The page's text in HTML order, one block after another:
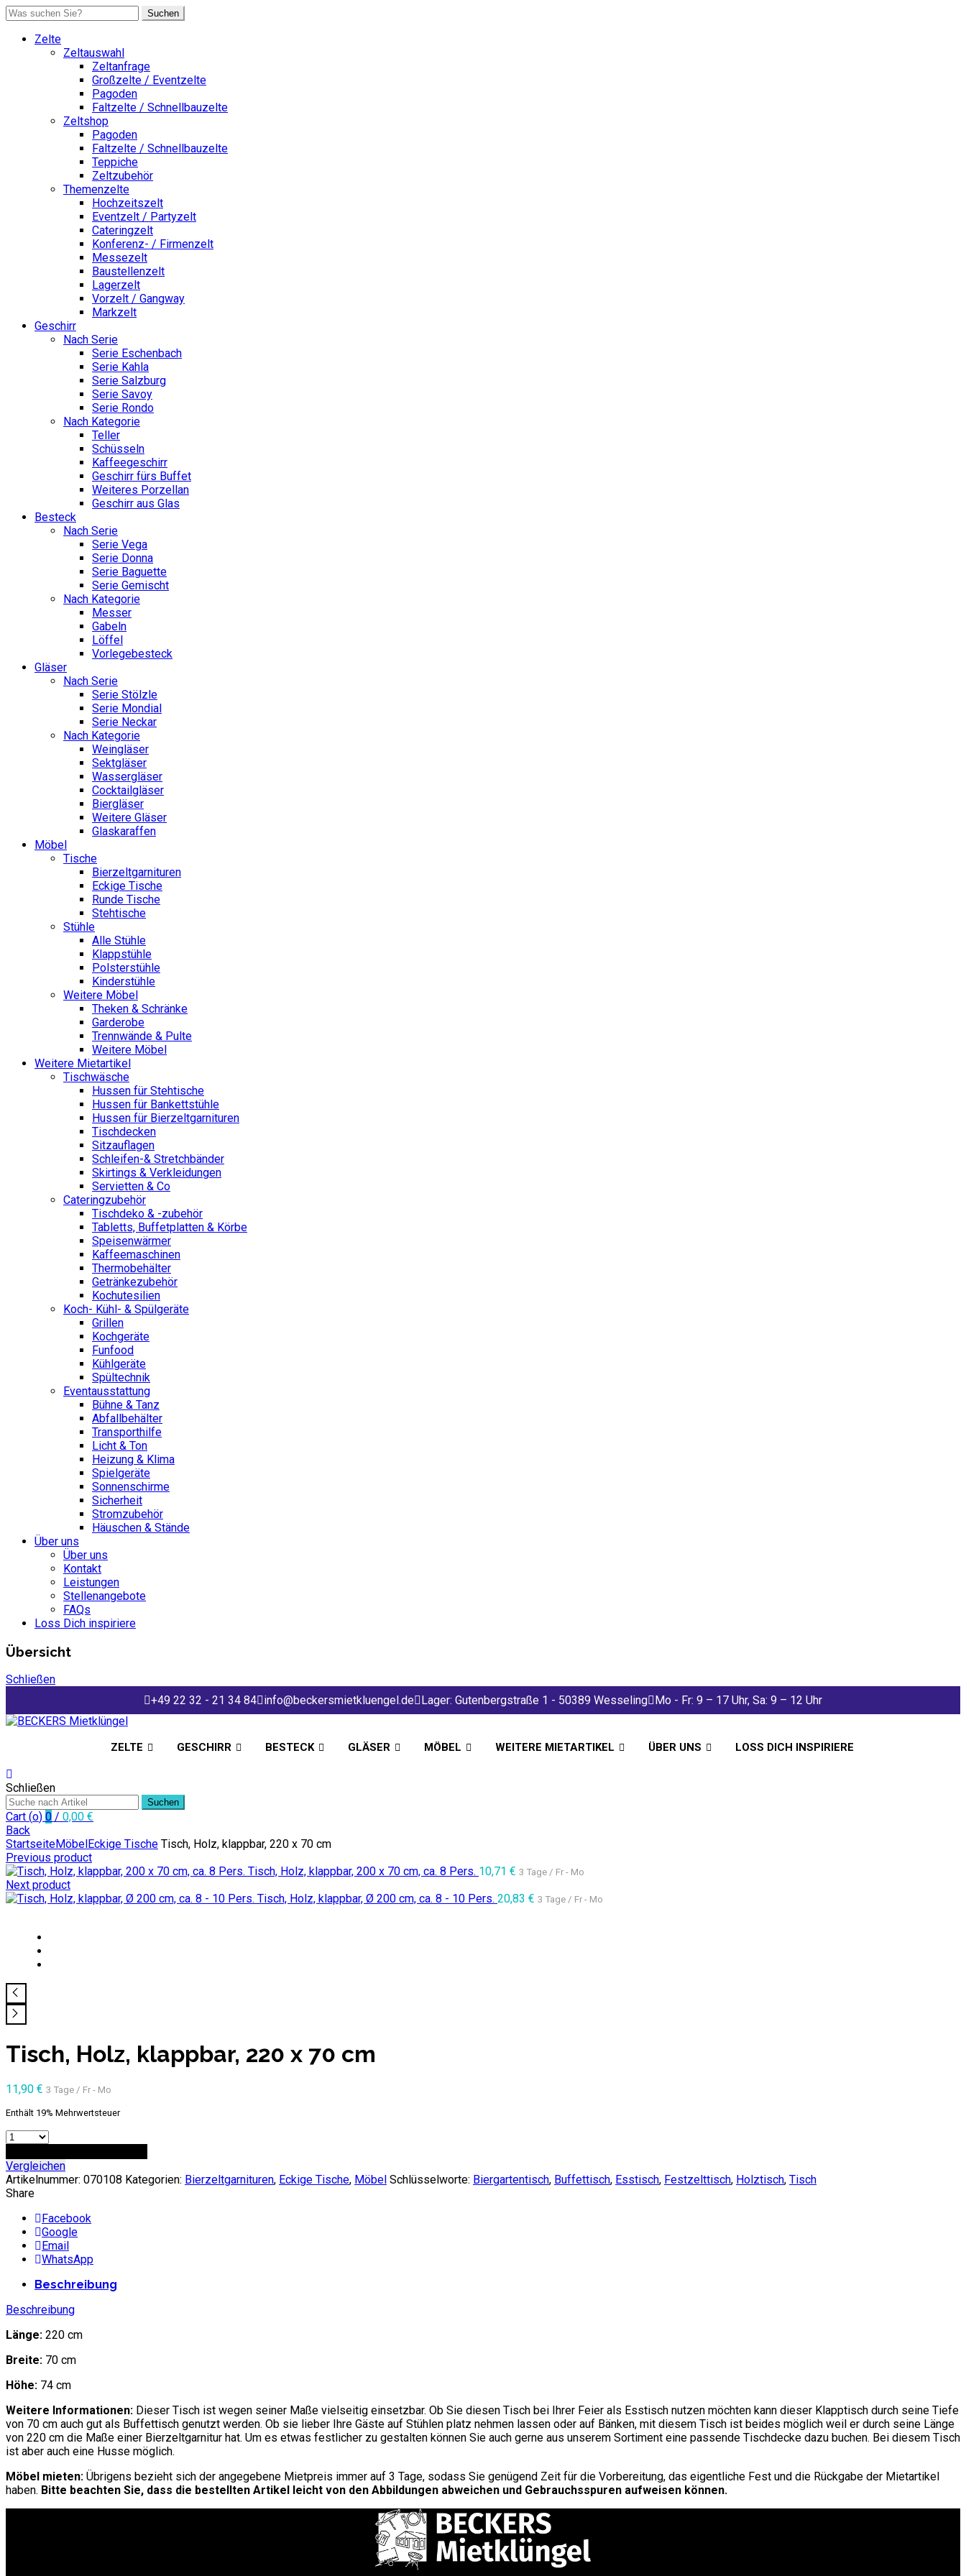
Suchen
Zelte
Zeltauswahl
Zeltanfrage
Großzelte / Eventzelte
Pagoden
Faltzelte / Schnellbauzelte
Zeltshop
Pagoden
Faltzelte / Schnellbauzelte
Teppiche
Zeltzubehör
Themenzelte
Hochzeitszelt
Eventzelt / Partyzelt
Cateringzelt
Konferenz- / Firmenzelt
Messezelt
Baustellenzelt
Lagerzelt
Vorzelt / Gangway
Markzelt
Geschirr
Nach Serie
Serie Eschenbach
Serie Kahla
Serie Salzburg
Serie Savoy
Serie Rondo
Nach Kategorie
Teller
Schüsseln
Kaffeegeschirr
Geschirr fürs Buffet
Weiteres Porzellan
Geschirr aus Glas
Besteck
Nach Serie
Serie Vega
Serie Donna
Serie Baguette
Serie Gemischt
Nach Kategorie
Messer
Gabeln
Löffel
Vorlegebesteck
Gläser
Nach Serie
Serie Stölzle
Serie Mondial
Serie Neckar
Nach Kategorie
Weingläser
Sektgläser
Wassergläser
Cocktailgläser
Biergläser
Weitere Gläser
Glaskaraffen
Möbel
Tische
Bierzeltgarnituren
Eckige Tische
Runde Tische
Stehtische
Stühle
Alle Stühle
Klappstühle
Polsterstühle
Kinderstühle
Weitere Möbel
Theken & Schränke
Garderobe
Trennwände & Pulte
Weitere Möbel
Weitere Mietartikel
Tischwäsche
Hussen für Stehtische
Hussen für Bankettstühle
Hussen für Bierzeltgarnituren
Tischdecken
Sitzauflagen
Schleifen-& Stretchbänder
Skirtings & Verkleidungen
Servietten & Co
Cateringzubehör
Tischdeko & -zubehör
Tabletts, Buffetplatten & Körbe
Speisenwärmer
Kaffeemaschinen
Thermobehälter
Getränkezubehör
Kochutesilien
Koch- Kühl- & Spülgeräte
Grillen
Kochgeräte
Funfood
Kühlgeräte
Spültechnik
Eventausstattung
Bühne & Tanz
Abfallbehälter
Transporthilfe
Licht & Ton
Heizung & Klima
Spielgeräte
Sonnenschirme
Sicherheit
Stromzubehör
Häuschen & Stände
Über uns
Über uns
Kontakt
Leistungen
Stellenangebote
FAQs
Loss Dich inspiriere
Übersicht
Schließen
+49 22 32 - 21 34 84 info@beckersmietkluengel.de Lager: Gutenbergstraße 1 - 50389 Wesseling Mo - Fr: 9 – 17 Uhr, Sa: 9 – 12 Uhr
ZELTE GESCHIRR BESTECK GLÄSER MÖBEL WEITERE MIETARTIKEL ÜBER UNS LOSS DICH INSPIRIERE
Schließen
Suchen
Cart (o) 0 / 0,00 €
Back
StartseiteMöbel Eckige Tische Tisch, Holz, klappbar, 220 x 70 cm
Previous product
Tisch, Holz, klappbar, 200 x 70 cm, ca. 8 Pers. 10,71 € 3 Tage / Fr - Mo
Next product
Tisch, Holz, klappbar, Ø 200 cm, ca. 8 - 10 Pers. 20,83 € 3 Tage / Fr - Mo
Tisch, Holz, klappbar, 220 x 70 cm
11,90 € 3 Tage / Fr - Mo
Enthält 19% Mehrwertsteuer
Anzahl
Vergleichen
Artikelnummer: 070108 Kategorien: Bierzeltgarnituren, Eckige Tische, Möbel Schlüsselworte: Biergartentisch, Buffettisch, Esstisch, Festzelttisch, Holztisch, Tisch
Share
Facebook
Google
Email
WhatsApp
Beschreibung
Beschreibung
Länge: 220 cm
Breite: 70 cm
Höhe: 74 cm
Weitere Informationen: Dieser Tisch ist wegen seiner Maße vielseitig einsetzbar. Ob Sie diesen Tisch bei Ihrer Feier als Esstisch nutzen möchten kann dieser Klapptisch durch seine Tiefe
von 70 cm auch gut als Buffettisch genutzt werden. Ob sie lieber Ihre Gäste auf Stühlen platz nehmen lassen oder auf Bänken, mit diesem Tisch ist beides möglich weil er durch seine Länge
von 220 cm die Maße einer Bierzeltgarnitur hat. Um es etwas festlicher zu gestalten können Sie auch gerne aus unserem Sortiment eine passende Tischdecke dazu buchen. Bei diesem Tisch
ist aber auch eine Husse möglich.
Möbel mieten: Übrigens bezieht sich der angegebene Mietpreis immer auf 3 Tage, sodass Sie genügend Zeit für die Vorbereitung, das eigentliche Fest und die Rückgabe der Mietartikel
haben. Bitte beachten Sie, dass die bestellten Artikel leicht von den Abbildungen abweichen und Gebrauchsspuren aufweisen können.